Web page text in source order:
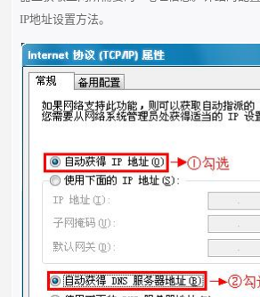
IP地址设置方法。